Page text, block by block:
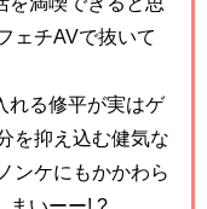
ェチAVで抜いて
れる修平が実はゲ
を抑え込む健気な
ンケにもかかわら